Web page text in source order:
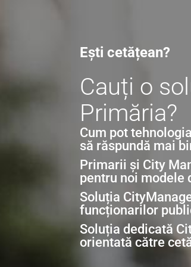
Ești cetățean?
Cauți o
Primăria?
Cum pot
să răspundă mai
Primarii și City
pentru noi modele
Soluția
funcționarilor
Soluția dedicată
orientată către